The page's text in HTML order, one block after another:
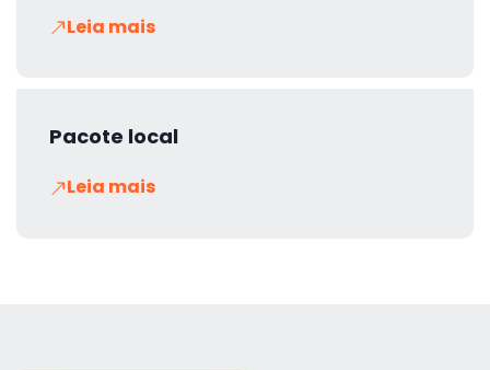
Leia mais
Pacote local
Leia mais